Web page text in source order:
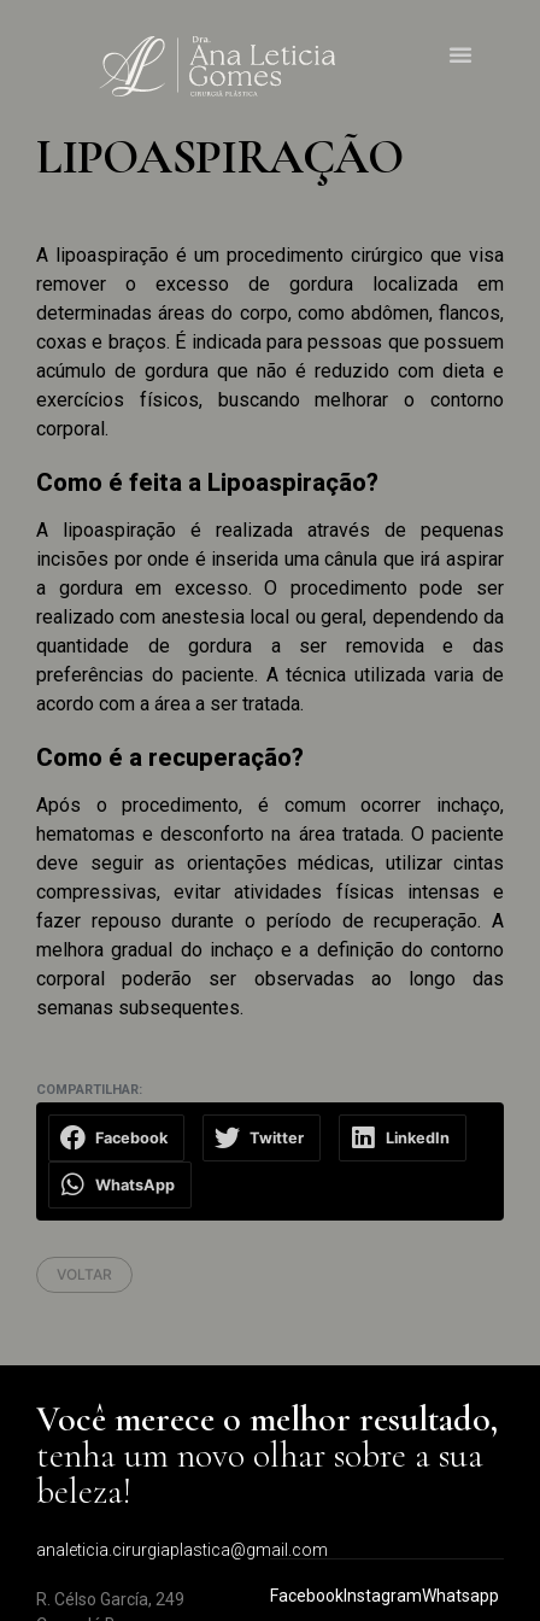
LIPOASPIRAÇÃO
A lipoaspiração é um procedimento cirúrgico que visa
remover o excesso de gordura localizada em
determinadas áreas do corpo, como abdômen, flancos,
coxas e braços. É indicada para pessoas que possuem
acúmulo de gordura que não é reduzido com dieta e
exercícios físicos, buscando melhorar o contorno
corporal.
Como é feita a Lipoaspiração?
A lipoaspiração é realizada através de pequenas
incisões por onde é inserida uma cânula que irá aspirar
a gordura em excesso. O procedimento pode ser
realizado com anestesia local ou geral, dependendo da
quantidade de gordura a ser removida e das
preferências do paciente. A técnica utilizada varia de
acordo com a área a ser tratada.
Como é a recuperação?
Após o procedimento, é comum ocorrer inchaço,
hematomas e desconforto na área tratada. O paciente
deve seguir as orientações médicas, utilizar cintas
compressivas, evitar atividades físicas intensas e
fazer repouso durante o período de recuperação. A
melhora gradual do inchaço e a definição do contorno
corporal poderão ser observadas ao longo das
semanas subsequentes.
COMPARTILHAR:
Facebook Twitter LinkedIn
WhatsApp
VOLTAR
Você merece o melhor resultado,
tenha um novo olhar sobre a sua
beleza!
analeticia.cirurgiaplastica@gmail.com
R. Célso García, 249
FacebookInstagramWhatsapp